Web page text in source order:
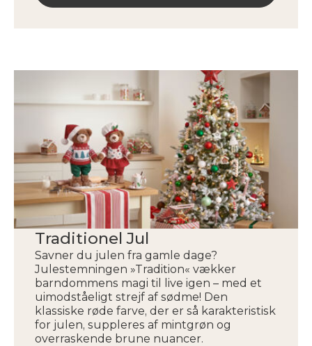
Traditionel Jul
Savner du julen fra gamle dage?
Julestemningen »Tradition« vækker
barndommens magi til live igen – med et
uimodståeligt strejf af sødme! Den
klassiske røde farve, der er så karakteristisk
for julen, suppleres af mintgrøn og
overraskende brune nuancer.